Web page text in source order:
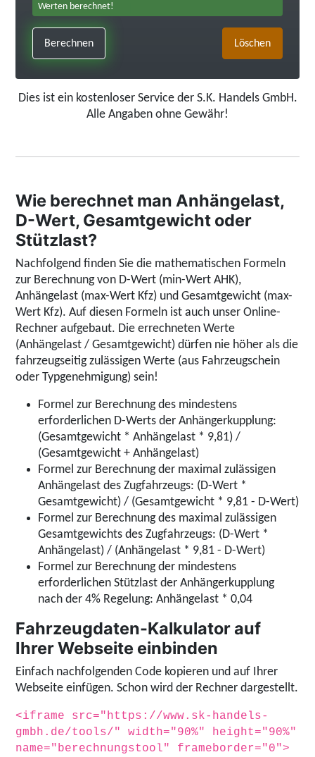
Werten berechnet!
Löschen
Dies ist ein kostenloser Service der S.K. Handels GmbH.
Alle Angaben ohne Gewähr!
Wie berechnet man Anhängelast,
D-Wert, Gesamtgewicht oder
Stützlast?
Nachfolgend finden Sie die mathematischen Formeln
zur Berechnung von D-Wert (min-Wert AHK),
Anhängelast (max-Wert Kfz) und Gesamtgewicht (max-
Wert Kfz). Auf diesen Formeln ist auch unser Online-
Rechner aufgebaut. Die errechneten Werte
(Anhängelast / Gesamtgewicht) dürfen nie höher als die
fahrzeugseitig zulässigen Werte (aus Fahrzeugschein
oder Typgenehmigung) sein!
Formel zur Berechnung des mindestens
erforderlichen D-Werts der Anhängerkupplung:
(Gesamtgewicht * Anhängelast * 9,81) /
(Gesamtgewicht + Anhängelast)
Formel zur Berechnung der maximal zulässigen
Anhängelast des Zugfahrzeugs: (D-Wert *
Gesamtgewicht) / (Gesamtgewicht * 9,81 - D-Wert)
Formel zur Berechnung des maximal zulässigen
Gesamtgewichts des Zugfahrzeugs: (D-Wert *
Anhängelast) / (Anhängelast * 9,81 - D-Wert)
Formel zur Berechnung der mindestens
erforderlichen Stützlast der Anhängerkupplung
nach der 4% Regelung: Anhängelast * 0,04
Fahrzeugdaten-Kalkulator auf
Ihrer Webseite einbinden
Einfach nachfolgenden Code kopieren und auf Ihrer
Webseite einfügen. Schon wird der Rechner dargestellt.
<iframe src="https://www.sk-handels-
gmbh.de/tools/" width="90%" height="90%"
name="berechnungstool" frameborder="0">